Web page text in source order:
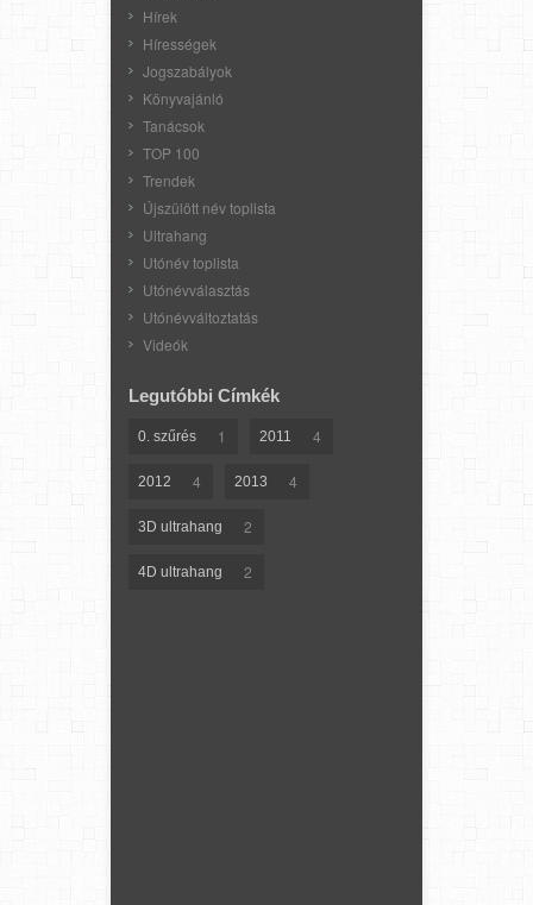
Hírek
Hírességek
Jogszabályok
Könyvajánló
Tanácsok
TOP 100
Trendek
Újszülött név toplista
Ultrahang
Utónév toplista
Utónévválasztás
Utónévváltoztatás
Videók
Legutóbbi Címkék
0. szűrés 1 2011 4
2012 4 2013 4
3D ultrahang 2
4D ultrahang 2